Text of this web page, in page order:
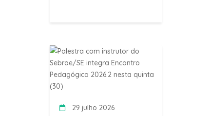
29 julho 2026